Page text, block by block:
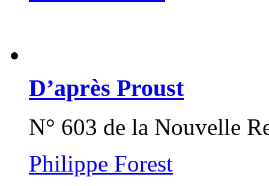
D’après Proust
N° 603 de la Nouvelle
Philippe Forest